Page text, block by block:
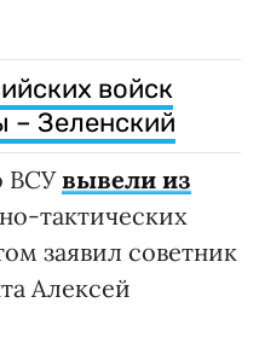
войск
– Зеленский
ВСУвывели из
тактических
заявил советник
Алексей